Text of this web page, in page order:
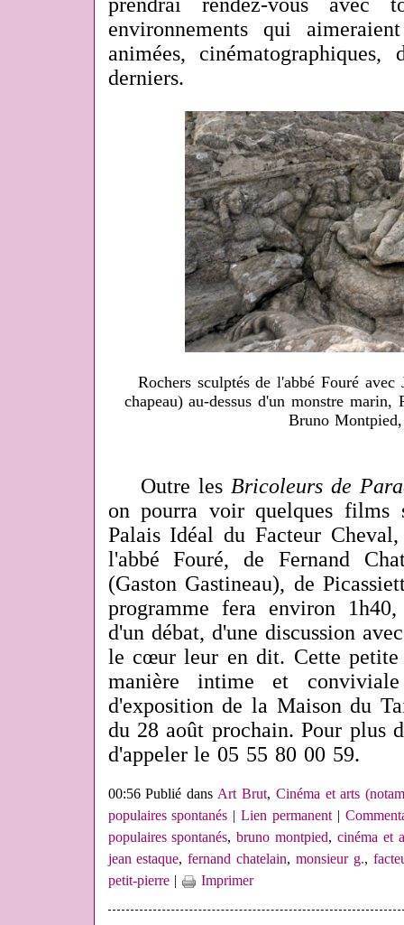
prendrai rendez-vous avec
environnements qui
animées, cinématographiques,
derniers.
Rochers sculptés de l'abbé Fouré
chapeau) au-dessus d'un monstre
Bruno
Outre lesBricoleurs de
on pourra voir quelques films
Palais Idéal du Facteur
l'abbé Fouré, de Fernand
(Gaston Gastineau), de
programme fera environ
d'un débat, d'une discussion
le cœur leur en dit. Cette petite
manière intime et
d'exposition de la Maison du
du 28 août prochain. Pour plus
d'appeler le 05 55 80 00 59.
00:56 Publié dansArt Brut, Cinéma et arts
populaires spontanés |Lien permanent|
populaires spontanés,bruno montpied, cinéma et
jean estaque,fernand chatelain, monsieur g.,
petit-pierre| Imprimer